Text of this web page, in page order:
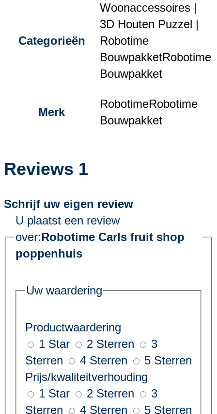
Categorieën
Woonaccessoires |
3D Houten Puzzel |
Robotime
BouwpakketRobotime
Bouwpakket
Merk
RobotimeRobotime
Bouwpakket
Reviews 1
Schrijf uw eigen review
U plaatst een review
over:Robotime Carls fruit shop
poppenhuis
Uw waardering
Productwaardering
1 Star
2 Sterren
3
Sterren
4 Sterren
5 Sterren
Prijs/kwaliteitverhouding
1 Star
2 Sterren
3
Sterren
4 Sterren
5 Sterren